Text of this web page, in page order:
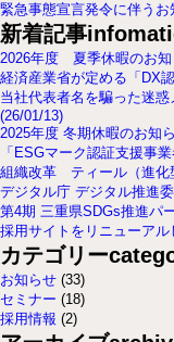
緊急事態宣言発令に伴うお
新着記事
2026年度 夏季休暇のお知
経済産業省が定める「DX
当社代表者名を騙った迷
(26/01/13)
2025年度 冬期休暇のお知
「ESGマーク認証支援事
組織改革 ティール（進化
デジタル庁 デジタル推進
第4期 三重県SDGs推進パ
採用サイトをリニューア
カテゴリー
お知らせ (33)
セミナー (18)
採用情報 (2)